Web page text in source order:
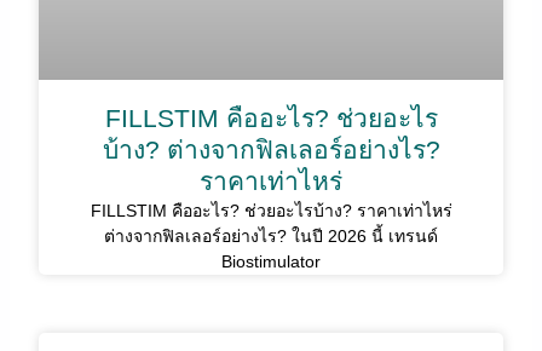
FILLSTIM คืออะไร? ช่วยอะไร
บ้าง? ต่างจากฟิลเลอร์อย่างไร?
ราคาเท่าไหร่
FILLSTIM คืออะไร? ช่วยอะไรบ้าง? ราคาเท่าไหร่
ต่างจากฟิลเลอร์อย่างไร? ในปี 2026 นี้ เทรนด์
Biostimulator